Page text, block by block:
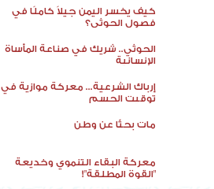
كيف يخسر اليمن جيلاً كاملًا في
فصول الحوثي؟
الحوثي.. شريك في صناعة المأساة
الإنسانية
إرباك الشرعية... معركة موازية في
توقيت الحسم
مات بحثًا عن وطن
معركة البقاء التنموي وخديعة
"القوة المطلقة"!